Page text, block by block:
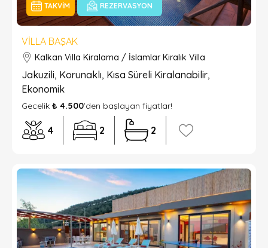
TAKVIM REZERVASYON
VILLA BAŞAK
Kalkan Villa Kiralama / İslamlar Kiralık Villa
Jakuzili, Korunaklı, Kısa Süreli Kiralanabilir,
Ekonomik
Gecelik ₺ 4.500’den başlayan fiyatlar!
4 2 2